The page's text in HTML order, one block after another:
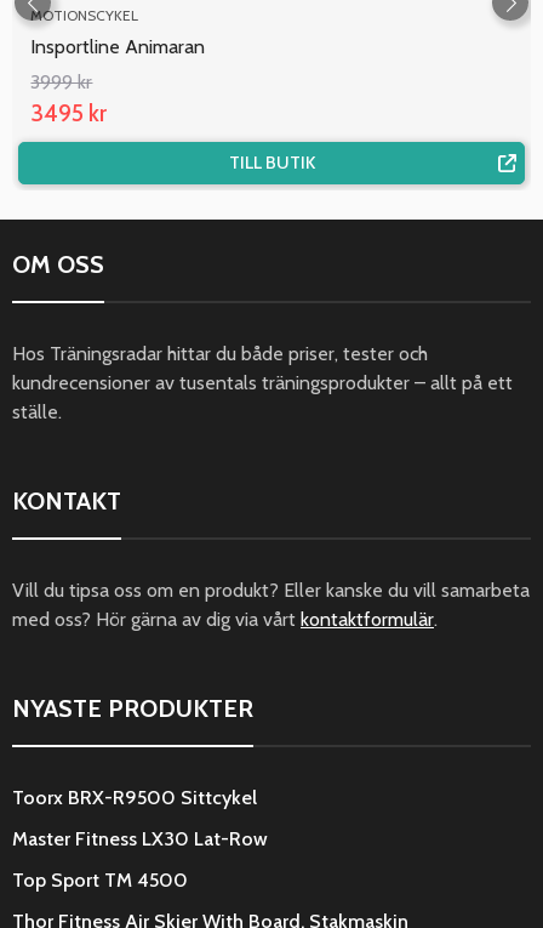
MOTIONSCYKEL
Insportline Animaran
3999 kr
3495 kr
TILL BUTIK
OM OSS
Hos Träningsradar hittar du både priser, tester och
kundrecensioner av tusentals träningsprodukter – allt på ett
ställe.
KONTAKT
Vill du tipsa oss om en produkt? Eller kanske du vill samarbeta
med oss? Hör gärna av dig via vårt kontaktformulär.
NYASTE PRODUKTER
Toorx BRX-R9500 Sittcykel
Master Fitness LX30 Lat-Row
Top Sport TM 4500
Thor Fitness Air Skier With Board, Stakmaskin